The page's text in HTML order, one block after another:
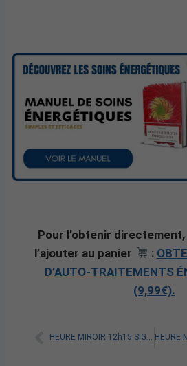
Pour l’obtenir
l’ajouter au panier
:
D’AUTO-TRAITEMENTS
(9,99€).
HEURE MIROIR 12h15 SIGNIFICATION SPIRITUELLE [A LIRE]